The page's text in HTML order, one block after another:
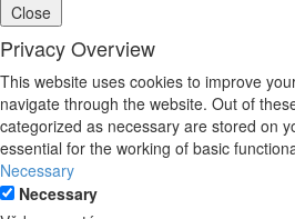
Close
Privacy Overview
This website uses cookies to improve
navigate through the website. Out of
categorized as necessary are stored on
essential for the working of basic
Necessary
Necessary